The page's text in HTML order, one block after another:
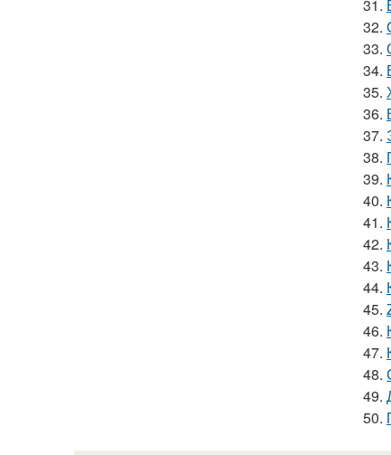
31.
32.
33.
34.
35.
36.
37.
38.
39.
40.
41.
42.
43.
44.
45.
46.
47.
48.
49.
50.